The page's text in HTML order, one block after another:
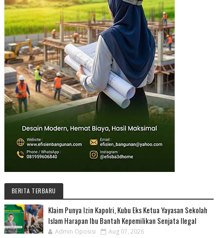
BERITA TERBARU
Klaim Punya Izin Kapolri, Kubu Eks Ketua Yayasan Sekolah
Islam Harapan Ibu Bantah Kepemilikan Senjata Ilegal
Admin Oposisi Aug 07, 2026